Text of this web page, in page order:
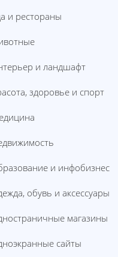
и рестораны
и ландшафт
здоровье и спорт
и инфобизнес
обувь и аксессуары
магазины
сайты